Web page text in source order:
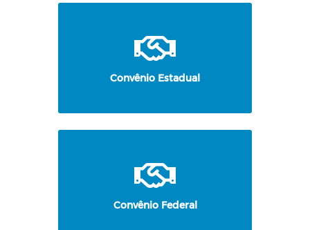
Convênio Estadual
Convênio Federal